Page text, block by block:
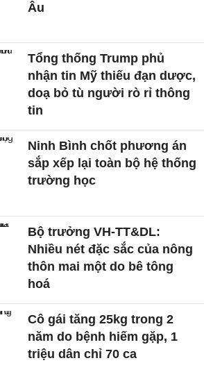
Âu
Tổng thống Trump phủ
nhận tin Mỹ thiếu đạn dược,
doạ bỏ tù người rò rỉ thông
tin
Ninh Bình chốt phương án
sắp xếp lại toàn bộ hệ thống
trường học
Bộ trưởng VH-TT&DL:
Nhiều nét đặc sắc của nông
thôn mai một do bê tông
hoá
Cô gái tăng 25kg trong 2
năm do bệnh hiếm gặp, 1
triệu dân chỉ 70 ca